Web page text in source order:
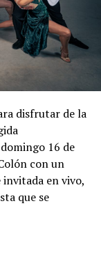
disfrutar de la
16 de
con un
en vivo,
que se